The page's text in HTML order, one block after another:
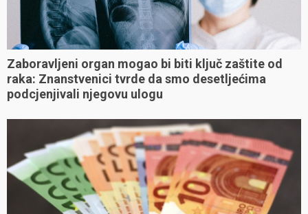
Zaboravljeni organ mogao bi biti ključ zaštite od
raka: Znanstvenici tvrde da smo desetljećima
podcjenjivali njegovu ulogu